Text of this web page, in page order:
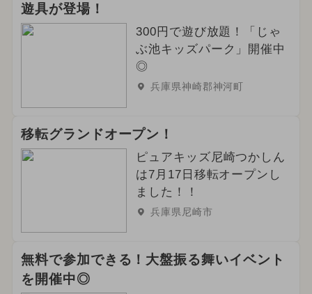
遊具が登場！
300円で遊び放題！「じゃ
ぶ池キッズパーク」開催中
◎
兵庫県神崎郡神河町
移転グランドオープン！
ピュアキッズ尼崎つかしん
は7月17日移転オープンし
ました！！
兵庫県尼崎市
無料で参加できる！大盤振る舞いイベント
を開催中◎